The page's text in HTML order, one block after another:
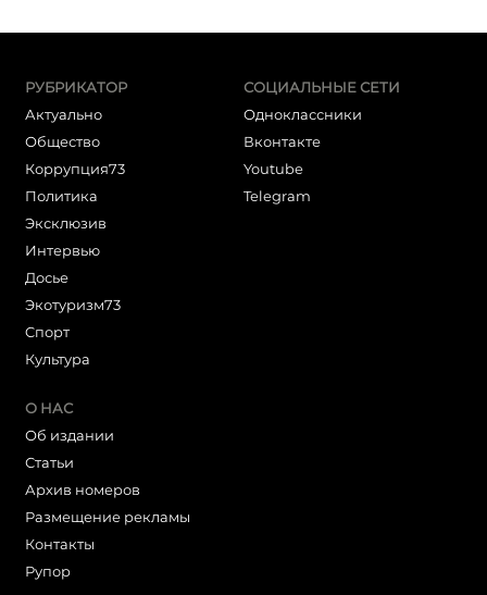
РУБРИКАТОР
Актуально
Общество
Коррупция73
Политика
Эксклюзив
Интервью
Досье
Экотуризм73
Cпорт
Культура
СОЦИАЛЬНЫЕ СЕТИ
Одноклассники
Вконтакте
Youtube
Telegram
О НАС
Об издании
Статьи
Архив номеров
Размещение рекламы
Контакты
Рупор